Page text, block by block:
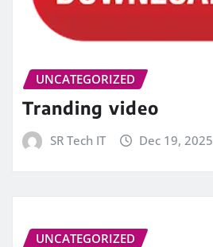
UNCATEGORIZED
Tranding video
SR Tech IT Dec 19, 2025
UNCATEGORIZED